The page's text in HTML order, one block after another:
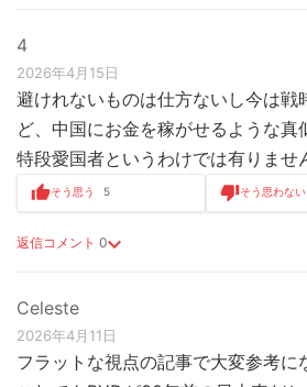
4
2026年4月15日
避けれないものは仕方ないし今は戦
ど、中国にお金を稼がせるような真
特段愛国者というわけでは有りませ
返信コメント 0
そう思う 5 そう思わない
Celeste
2026年4月11日
フラットな視点の記事で大変参考に